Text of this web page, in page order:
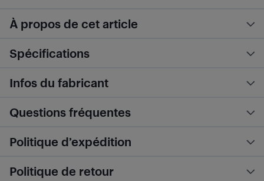
À propos de cet article
Spécifications
Infos du fabricant
Questions fréquentes
Politique d’expédition
Politique de retour